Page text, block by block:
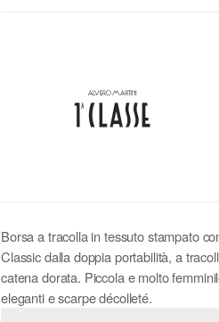
Borsa a tracolla in tessuto stampato
Classic dalla doppia portabilità, a
catena dorata. Piccola e molto
eleganti e scarpe décolleté.